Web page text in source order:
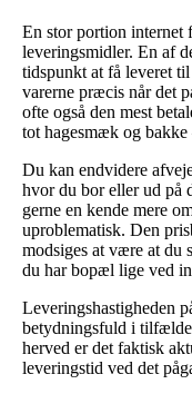
En stor portion internet
leveringsmidler. En af
tidspunkt at få leveret
varerne præcis når det
ofte også den mest
tot hagesmæk og bakke
Du kan endvidere
hvor du bor eller ud på
gerne en kende mere
uproblematisk. Den
modsiges at være at du
du har bopæl lige ved
Leveringshastigheden
betydningsfuld i
herved er det faktisk
leveringstid ved det